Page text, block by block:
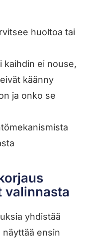
huoltoa tai
kaihdin ei nouse,
käänny
ja onko se
valinnasta
yhdistää
näyttää ensin